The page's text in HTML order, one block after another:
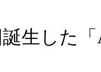
生した「